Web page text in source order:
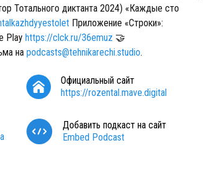
Тотального диктанта 2024) «Каждые сто
Приложение «Строки»:
Play https://clck.ru/36emuz 🤝
на podcasts@tehnikarechi.studio.
Официальный сайт
https://rozental.mave.digital
Добавить подкаст на сайт
Embed Podcast